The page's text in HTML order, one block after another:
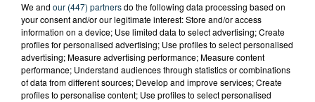
We and our (447) partnersdo the following data processing based on
your consent and/or our legitimate interest: Store and/or access
information on a device; Use limited data to select advertising; Create
profiles for personalised advertising; Use profiles to select personalised
advertising; Measure advertising performance; Measure content
performance; Understand audiences through statistics or combinations
of data from different sources; Develop and improve services; Create
profiles to personalise content; Use profiles to select personalised